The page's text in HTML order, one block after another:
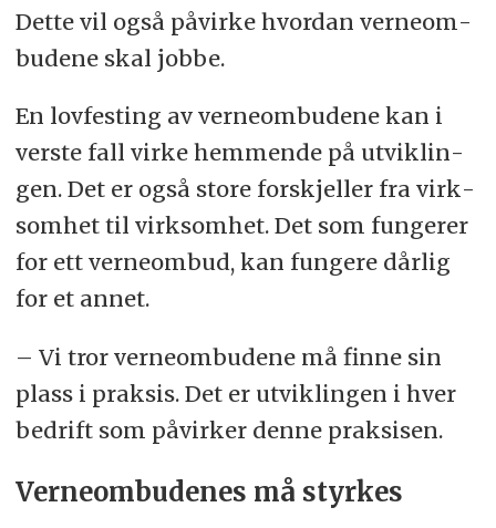
Det­te vil også på­vir­ke hvor­dan ver­ne­om­
bu­de­ne skal jobbe.
En lov­fes­ting av verne­om­bu­de­ne kan i
vers­te fall virke hem­men­de på ut­vik­lin­
gen. Det er også sto­re for­skjel­ler fra virk­
som­het til virk­som­het. Det som fun­ge­rer
for ett ver­ne­om­bud, kan fun­ge­re dår­lig
for et an­net.
– Vi tror ver­ne­om­bu­de­ne må fin­ne sin
plass i prak­sis. Det er ut­vik­lin­gen i hver
be­drift som på­vir­ker den­ne prak­si­sen.
Ver­ne­om­bu­de­nes må styr­kes